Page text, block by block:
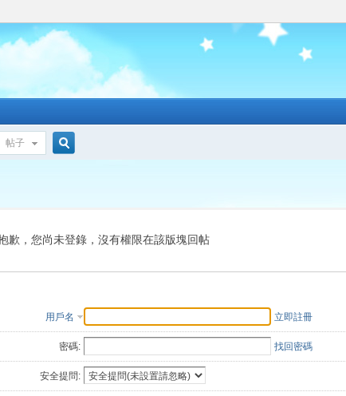
帖子
索
歉，您尚未登錄，沒有權限在該版塊回帖
用戶名 立即註冊
密碼: 找回密碼
安全提問: